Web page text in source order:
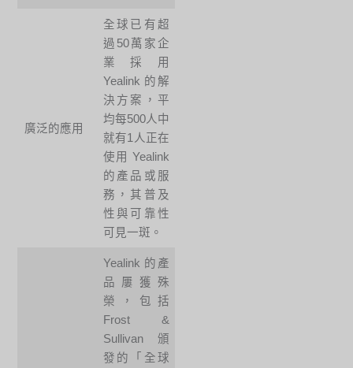
廣泛的應用
全球已有超
過50萬家企
業採用
Yealink 的解
決方案，平
均每500人中
就有1人正在
使用 Yealink
的產品或服
務，其普及
性與可靠性
可見一斑。
Yealink 的產
品屢獲殊
榮，包括
Frost &
Sullivan 頒
發的「全球